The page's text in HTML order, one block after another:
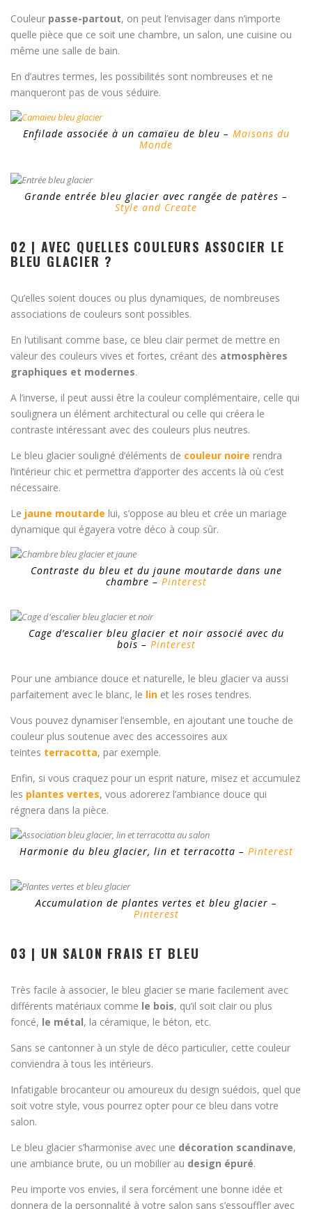
Couleur passe-partout, on peut l’envisager dans n’importe
quelle pièce que ce soit une chambre, un salon, une cuisine ou
même une salle de bain.
En d’autres termes, les possibilités sont nombreuses et ne
manqueront pas de vous séduire.
Enfilade associée à un camaïeu de bleu – Maisons du
Monde
Grande entrée bleu glacier avec rangée de patères –
Style and Create
02 | AVEC QUELLES COULEURS ASSOCIER LE
BLEU GLACIER ?
Qu’elles soient douces ou plus dynamiques, de nombreuses
associations de couleurs sont possibles.
En l’utilisant comme base, ce bleu clair permet de mettre en
valeur des couleurs vives et fortes, créant des atmosphères
graphiques et modernes.
A l’inverse, il peut aussi être la couleur complémentaire, celle qui
soulignera un élément architectural ou celle qui créera le
contraste intéressant avec des couleurs plus neutres.
Le bleu glacier souligné d’éléments de couleur noire rendra
l’intérieur chic et permettra d’apporter des accents là où c’est
nécessaire.
Le jaune moutarde lui, s’oppose au bleu et crée un mariage
dynamique qui égayera votre déco à coup sûr.
Contraste du bleu et du jaune moutarde dans une
chambre – Pinterest
Cage d’escalier bleu glacier et noir associé avec du
bois – Pinterest
Pour une ambiance douce et naturelle, le bleu glacier va aussi
parfaitement avec le blanc, le lin et les roses tendres.
Vous pouvez dynamiser l’ensemble, en ajoutant une touche de
couleur plus soutenue avec des accessoires aux
teintes terracotta, par exemple.
Enfin, si vous craquez pour un esprit nature, misez et accumulez
les plantes vertes, vous adorerez l’ambiance douce qui
régnera dans la pièce.
Harmonie du bleu glacier, lin et terracotta – Pinterest
Accumulation de plantes vertes et bleu glacier –
Pinterest
03 | UN SALON FRAIS ET BLEU
Très facile à associer, le bleu glacier se marie facilement avec
différents matériaux comme le bois, qu’il soit clair ou plus
foncé, le métal, la céramique, le béton, etc.
Sans se cantonner à un style de déco particulier, cette couleur
conviendra à tous les intérieurs.
Infatigable brocanteur ou amoureux du design suédois, quel que
soit votre style, vous pourrez opter pour ce bleu dans votre
salon.
Le bleu glacier s’harmonise avec une décoration scandinave,
une ambiance brute, ou un mobilier au design épuré.
Peu importe vos envies, il sera forcément une bonne idée et
donnera de la personnalité à votre salon sans s’essouffler avec